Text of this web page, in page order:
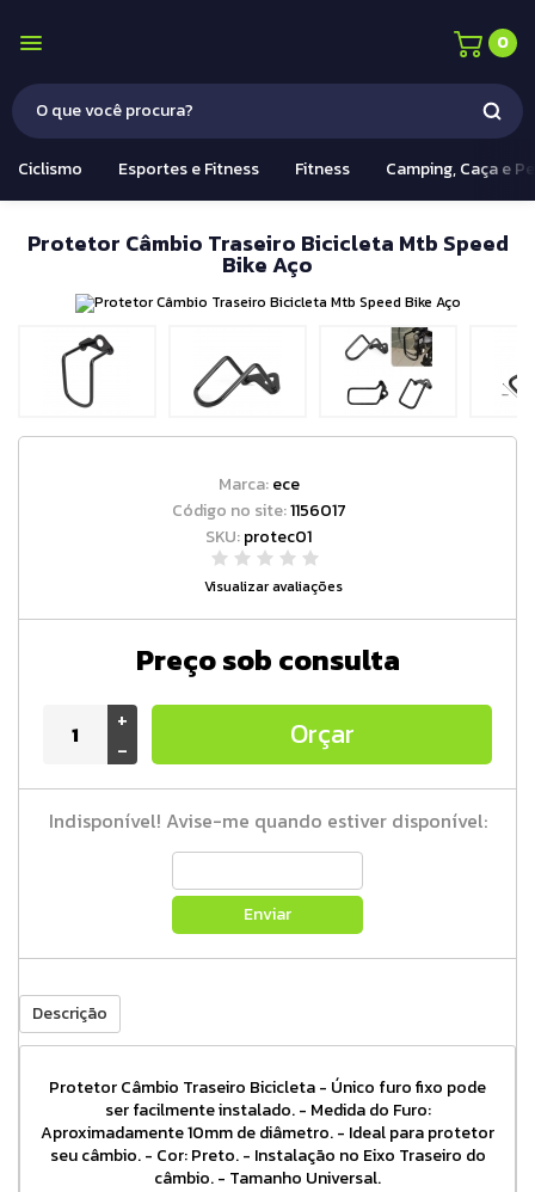
0
Ciclismo Esportes e Fitness Fitness Camping, Caça e
Protetor Câmbio Traseiro Bicicleta Mtb Speed
Bike Aço
Marca:ece
Código no site:1156017
SKU:protec01
Visualizar avaliações
Preço sob consulta
+
-
Orçar
Indisponível! Avise-me quando estiver disponível:
Enviar
Descrição
Protetor Câmbio Traseiro Bicicleta - Único furo fixo pode
ser facilmente instalado. - Medida do Furo:
Aproximadamente 10mm de diâmetro. - Ideal para protetor
seu câmbio. - Cor: Preto. - Instalação no Eixo Traseiro do
câmbio. - Tamanho Universal.